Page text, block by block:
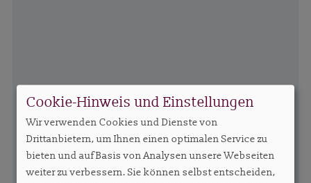
Cookie-Hinweis und Einstellungen
Wir verwenden Cookies und Dienste von
Drittanbietern, um Ihnen einen optimalen Service zu
bieten und auf Basis von Analysen unsere Webseiten
weiter zu verbessern. Sie können selbst entscheiden,